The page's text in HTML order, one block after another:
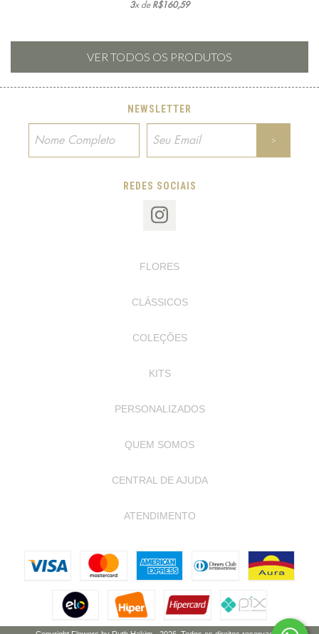
3x de R$160,59
VER TODOS OS PRODUTOS
NEWSLETTER
REDES SOCIAIS
FLORES
CLÁSSICOS
COLEÇÕES
KITS
PERSONALIZADOS
QUEM SOMOS
CENTRAL DE AJUDA
ATENDIMENTO